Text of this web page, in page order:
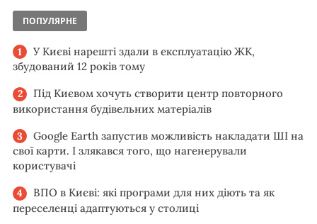
ПОПУЛЯРНЕ
У Києві нарешті здали в експлуатацію ЖК,
збудований 12 років тому
Під Києвом хочуть створити центр повторного
використання будівельних матеріалів
Google Earth запустив можливість накладати ШІ на
свої карти. І злякався того, що нагенерували
користувачі
ВПО в Києві: які програми для них діють та як
переселенці адаптуються у столиці